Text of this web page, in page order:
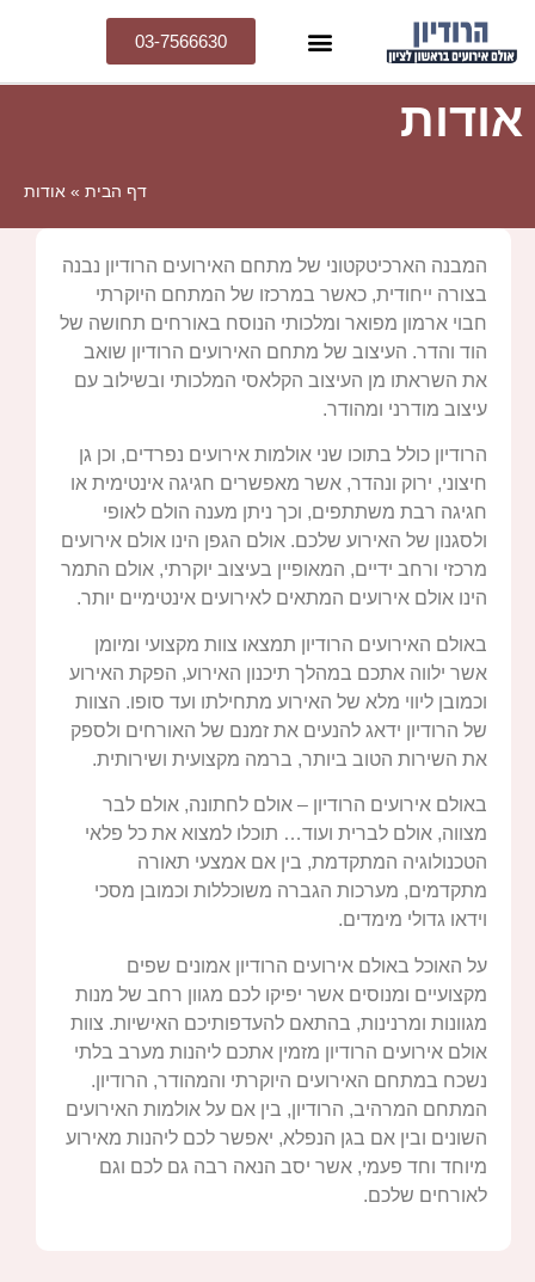
03-7566630
אודות
דף הבית » אודות
המבנה הארכיטקטוני של מתחם האירועים הרודיון נבנה
בצורה ייחודית, כאשר במרכזו של המתחם היוקרתי
חבוי ארמון מפואר ומלכותי הנוסח באורחים תחושה של
הוד והדר. העיצוב של מתחם האירועים הרודיון שואב
את השראתו מן העיצוב הקלאסי המלכותי ובשילוב עם
עיצוב מודרני ומהודר.
הרודיון כולל בתוכו שני אולמות אירועים נפרדים, וכן גן
חיצוני, ירוק ונהדר, אשר מאפשרים חגיגה אינטימית או
חגיגה רבת משתתפים, וכך ניתן מענה הולם לאופי
ולסגנון של האירוע שלכם. אולם הגפן הינו אולם אירועים
מרכזי ורחב ידיים, המאופיין בעיצוב יוקרתי, אולם התמר
הינו אולם אירועים המתאים לאירועים אינטימיים יותר.
באולם האירועים הרודיון תמצאו צוות מקצועי ומיומן
אשר ילווה אתכם במהלך תיכנון האירוע, הפקת האירוע
וכמובן ליווי מלא של האירוע מתחילתו ועד סופו. הצוות
של הרודיון ידאג להנעים את זמנם של האורחים ולספק
את השירות הטוב ביותר, ברמה מקצועית ושירותית.
באולם אירועים הרודיון – אולם לחתונה, אולם לבר
מצווה, אולם לברית ועוד… תוכלו למצוא את כל פלאי
הטכנולוגיה המתקדמת, בין אם אמצעי תאורה
מתקדמים, מערכות הגברה משוכללות וכמובן מסכי
וידאו גדולי מימדים.
על האוכל באולם אירועים הרודיון אמונים שפים
מקצועיים ומנוסים אשר יפיקו לכם מגוון רחב של מנות
מגוונות ומרנינות, בהתאם להעדפותיכם האישיות. צוות
אולם אירועים הרודיון מזמין אתכם ליהנות מערב בלתי
נשכח במתחם האירועים היוקרתי והמהודר, הרודיון.
המתחם המרהיב, הרודיון, בין אם על אולמות האירועים
השונים ובין אם בגן הנפלא, יאפשר לכם ליהנות מאירוע
מיוחד וחד פעמי, אשר יסב הנאה רבה גם לכם וגם
לאורחים שלכם.